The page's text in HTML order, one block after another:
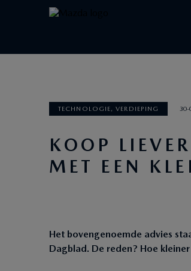
TECHNOLOGIE, VERDIEPING 30-
KOOP
MET EEN
Het bovengenoemde advies
Dagblad. De reden? Hoe